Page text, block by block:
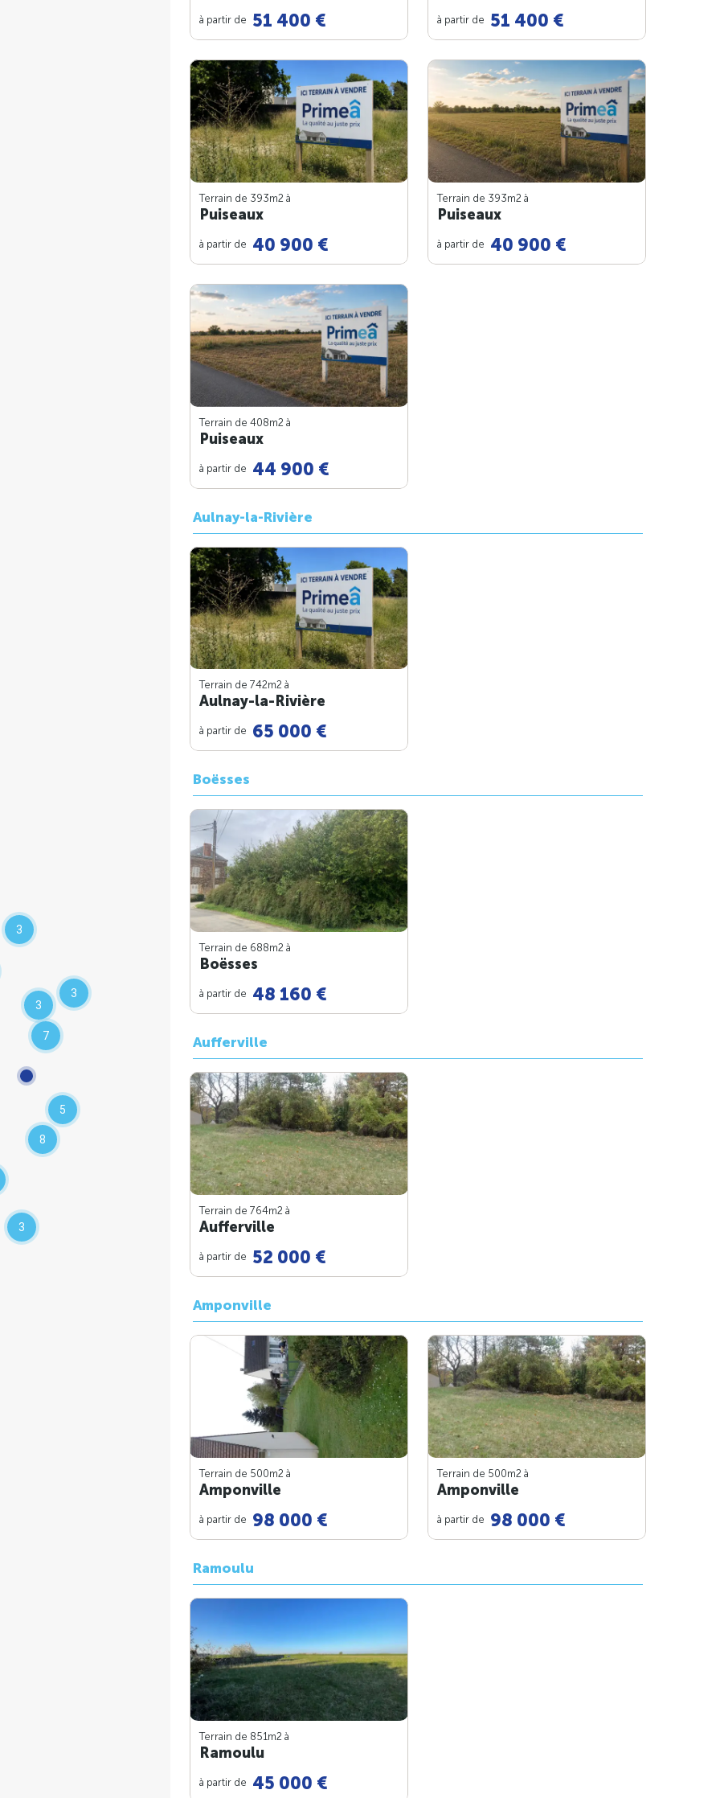
3
7
3
3
5
8
3
à partir de 51 400 € à partir de 51 400 €
Terrain de 393m2 à
Puiseaux
à partir de 40 900 €
Terrain de 393m2 à
Puiseaux
à partir de 40 900 €
Terrain de 408m2 à
Puiseaux
à partir de 44 900 €
Aulnay-la-Rivière
Terrain de 742m2 à
Aulnay-la-Rivière
à partir de 65 000 €
Boësses
Terrain de 688m2 à
Boësses
à partir de 48 160 €
Aufferville
Terrain de 764m2 à
Aufferville
à partir de 52 000 €
Amponville
Terrain de 500m2 à
Amponville
à partir de 98 000 €
Terrain de 500m2 à
Amponville
à partir de 98 000 €
Ramoulu
Terrain de 851m2 à
Ramoulu
à partir de 45 000 €